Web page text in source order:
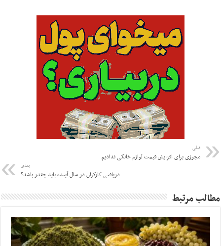
قبلی
مجوزی برای افزایش قیمت لوازم خانگی ندادیم
بعدی
دریافتی کارگران در سال آینده باید چقدر باشد؟
مطالب مرتبط